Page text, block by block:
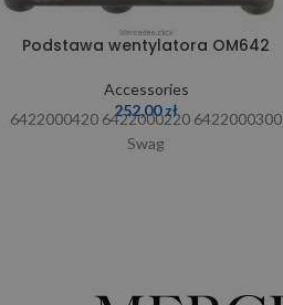
Podstawa wentylatora OM642
Accessories
252,00zł
6422000420 6422000220 6422000300
Swag